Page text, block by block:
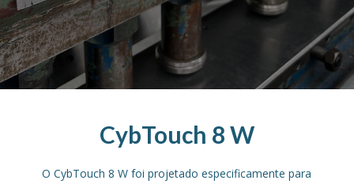
CybTouch 8 W
O CybTouch 8 W foi projetado especificamente para